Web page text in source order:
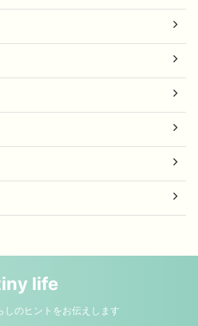
life
しのヒントをお伝えします